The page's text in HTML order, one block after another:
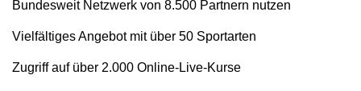
Bundesweit Netzwerk von 8.500 Partnern nutzen
Vielfältiges Angebot mit über 50 Sportarten
Zugriff auf über 2.000 Online-Live-Kurse